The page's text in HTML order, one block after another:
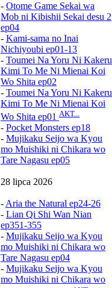
- Otome Game Sekai wa
Mob ni Kibishii Sekai desu 2
ep04
- Kami-sama no Inai
Nichiyoubi ep01-13
- Toumei Na Yoru Ni Kakeru
Kimi To Me Ni Mienai Koi
Wo Shita ep02
- Toumei Na Yoru Ni Kakeru
Kimi To Me Ni Mienai Koi
Wo Shita ep01 AKT...
- Pocket Monsters ep18
- Mujikaku Seijo wa Kyou
mo Muishiki ni Chikara wo
Tare Nagasu ep05
28 lipca 2026
- Aria the Natural ep24-26
- Lian Qi Shi Wan Nian
ep351-355
- Mujikaku Seijo wa Kyou
mo Muishiki ni Chikara wo
Tare Nagasu ep04
- Mujikaku Seijo wa Kyou
mo Muishiki ni Chikara wo